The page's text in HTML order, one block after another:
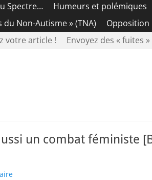
Spectre… Humeurs et polémiques
Non-Autisme » (TNA)
Opposition
votre article ! Envoyez des « fuites »
un combat féministe